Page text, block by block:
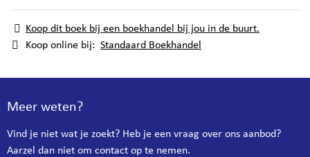
Koop dit boek bij een boekhandel bij jou in de buurt.
Koop online bij: Standaard Boekhandel
Meer weten?
Vind je niet wat je zoekt? Heb je een vraag over ons aanbod?
Aarzel dan niet om contact op te nemen.